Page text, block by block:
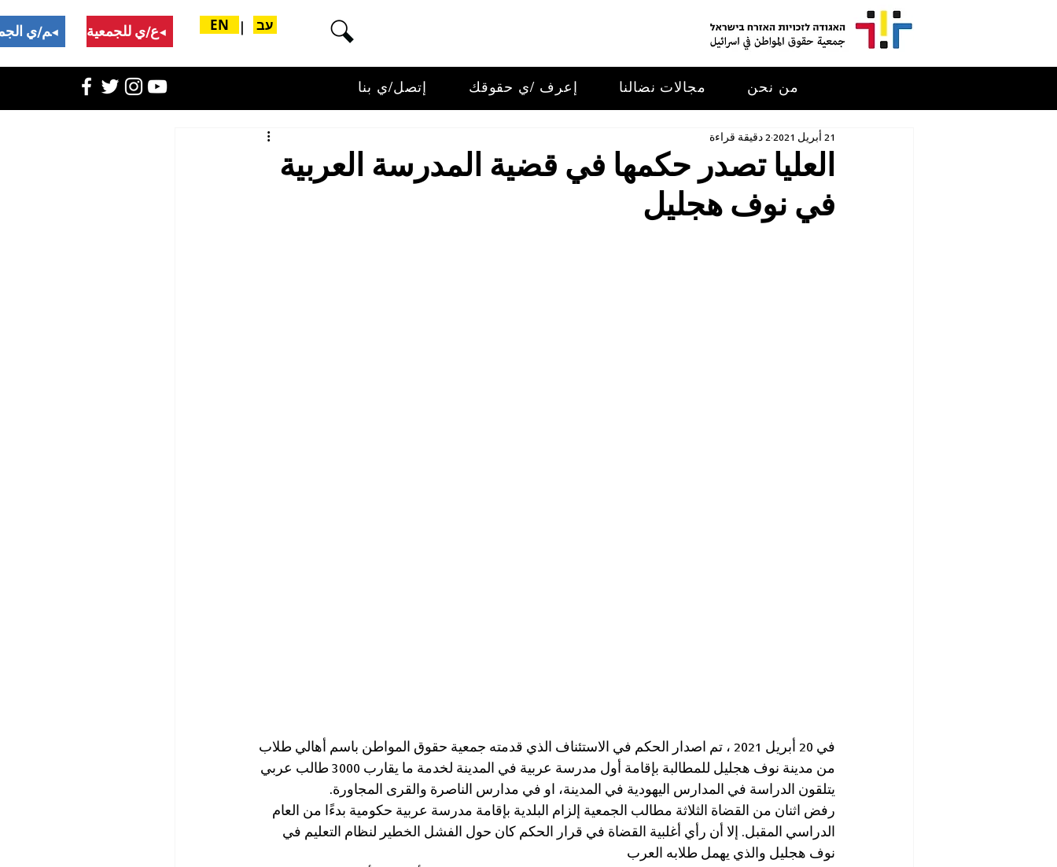
ادعم/ي الجمعية تبرع/ي للجمعية EN עב
من نحن مجالات نضالنا إعرف /ي حقوقك إتصل/ي بنا
العليا تصدر حكمها في قضية المدرسة العربية
في نوف هجليل
21 أبريل 2021 2 دقيقة قراءة
في 20 أبريل 2021 ، تم اصدار الحكم في الاستئناف الذي قدمته جمعية حقوق المواطن باسم أهالي طلاب
من مدينة نوف هجليل للمطالبة بإقامة أول مدرسة عربية في المدينة لخدمة ما يقارب 3000 طالب عربي
يتلقون الدراسة في المدارس اليهودية في المدينة، او في مدارس الناصرة والقرى المجاورة.
رفض اثنان من القضاة الثلاثة مطالب الجمعية إلزام البلدية بإقامة مدرسة عربية حكومية بدءًا من العام
الدراسي المقبل. إلا أن رأي أغلبية القضاة في قرار الحكم كان حول الفشل الخطير لنظام التعليم في
نوف هجليل والذي يهمل طلابه العرب